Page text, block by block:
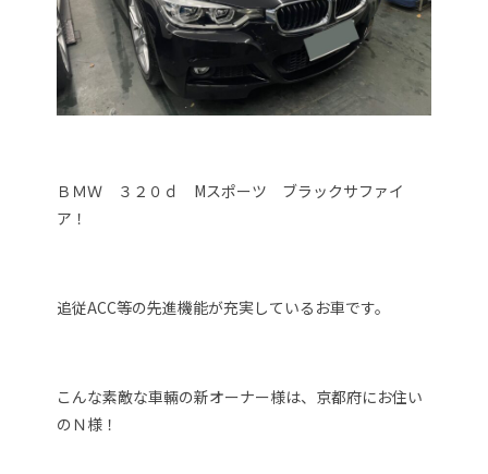
ＢＭＷ ３２０ｄ Mスポーツ ブラックサファイ
ア！
追従ACC等の先進機能が充実しているお車です。
こんな素敵な車輛の新オーナー様は、京都府にお住い
のＮ様！